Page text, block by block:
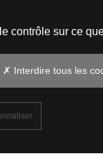
contrôle sur ce
✗ Interdire tous les